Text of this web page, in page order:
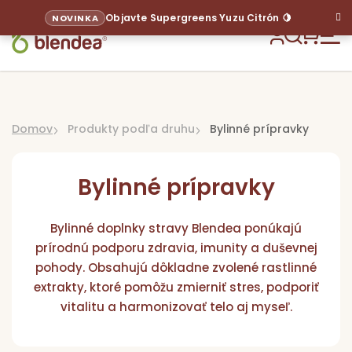
obsah
NOVINKA Objavte Supergreens Yuzu Citrón 🍋
Hľadať
Domov Produkty podľa druhu Bylinné prípravky
Bylinné prípravky
Bylinné doplnky stravy Blendea ponúkajú
prírodnú podporu zdravia, imunity a duševnej
pohody. Obsahujú dôkladne zvolené rastlinné
extrakty, ktoré pomôžu zmierniť stres, podporiť
vitalitu a harmonizovať telo aj myseľ.